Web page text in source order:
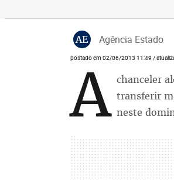
AE Agência Estado
postado em 02/06/2013 11:49 /
A chanceler
transferir
neste